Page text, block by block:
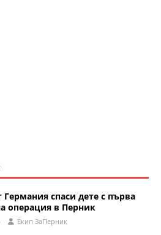
Германия спаси дете с първа
операция в Перник
Eкип ЗаПерник